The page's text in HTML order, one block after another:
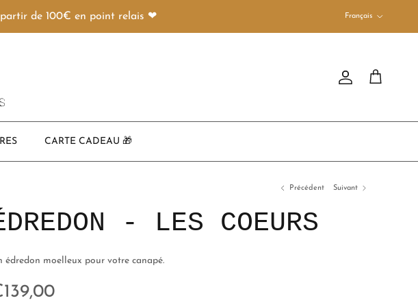
partir de 100€ en point relais ❤︎
Français
Compte
Panier
CARTE CADEAU 🎁
Précédent Suivant
- LES COEURS
édredon moelleux pour votre canapé.
habituel